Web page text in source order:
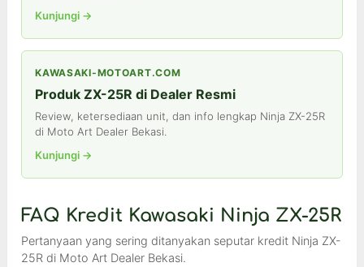
Kunjungi →
KAWASAKI-MOTOART.COM
Produk ZX-25R di Dealer Resmi
Review, ketersediaan unit, dan info lengkap Ninja ZX-25R
di Moto Art Dealer Bekasi.
Kunjungi →
FAQ Kredit Kawasaki Ninja ZX-25R
Pertanyaan yang sering ditanyakan seputar kredit Ninja ZX-
25R di Moto Art Dealer Bekasi.